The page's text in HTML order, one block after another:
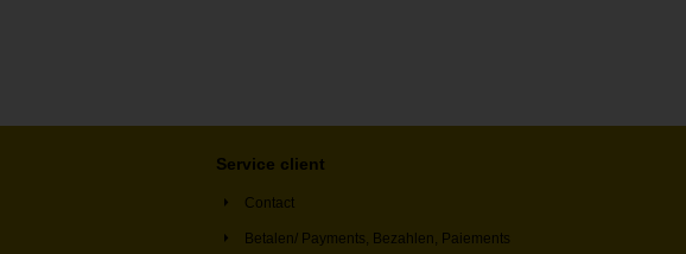
Service client
Contact
Betalen/ Payments, Bezahlen, Paiements